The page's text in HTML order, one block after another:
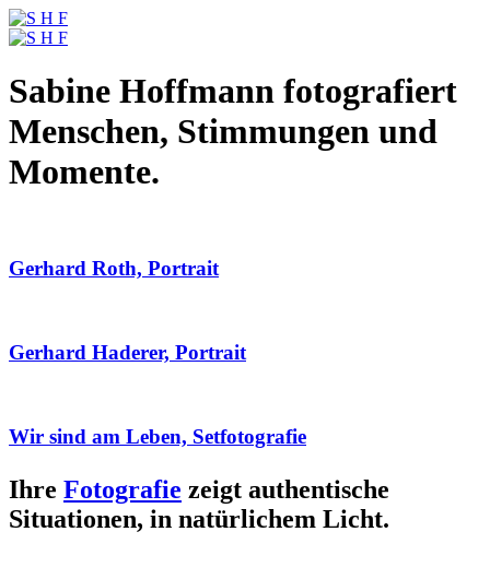
Sabine Hoffmann fotografiert
Menschen, Stimmungen und
Momente.
Gerhard Roth, Portrait
Gerhard Haderer, Portrait
Wir sind am Leben, Setfotografie
Ihre Fotografie zeigt authentische
Situationen, in natürlichem Licht.